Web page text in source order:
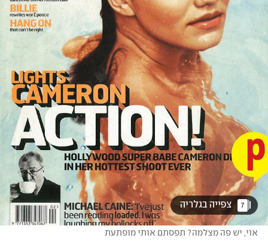
7 צפייה בגלריה
אוי, יש פה מצלמה? תפסתם אותי מופתעת